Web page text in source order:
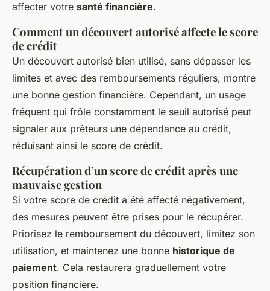
affecter votre santé financière.
Comment un découvert autorisé affecte le score
de crédit
Un découvert autorisé bien utilisé, sans dépasser les
limites et avec des remboursements réguliers, montre
une bonne gestion financière. Cependant, un usage
fréquent qui frôle constamment le seuil autorisé peut
signaler aux prêteurs une dépendance au crédit,
réduisant ainsi le score de crédit.
Récupération d’un score de crédit après une
mauvaise gestion
Si votre score de crédit a été affecté négativement,
des mesures peuvent être prises pour le récupérer.
Priorisez le remboursement du découvert, limitez son
utilisation, et maintenez une bonne historique de
paiement. Cela restaurera graduellement votre
position financière.